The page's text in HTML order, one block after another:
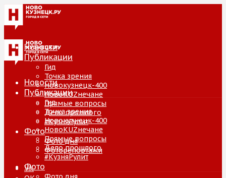
Новости
Публикации
Гид
Точка зрения
Новокузнецк-400
НовоKUZнечане
Прямые вопросы
Дело прошлого
#КузняРулит
Фото
Фото дня
Фоторепортажи
VK
Новости
Публикации
Гид
Точка зрения
Новокузнецк-400
НовоKUZнечане
Прямые вопросы
Дело прошлого
#КузняРулит
Фото